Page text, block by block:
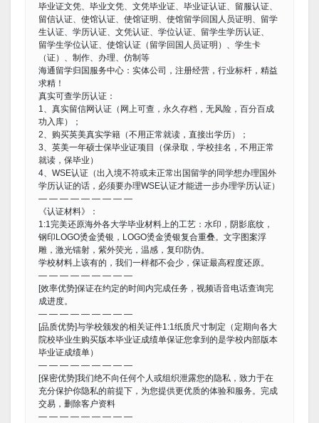
毕业证文凭、毕业文凭、文凭毕业证、毕业证认证、留服认证、
留信认证、使馆认证、使馆证明、使馆留学回国人员证明、留学
生认证、学历认证、文凭认证、学位认证、留学生学历认证、
留学生学位认证、使馆认证（留学回国人员证明）、学生卡
（证）、制作、办理、仿制等
海通留学归国服务中心：实体公司，注册经营，行业标杆，精益
求精！
真实可查学历认证：
1、真实留信网认证（网上可查，永久存档，无风险，百分百成
功入库）；
2、购买英美真实学籍（不用正常就读，直接出学历）；
3、英美一年硕士保毕业证项目（保录取，学校挂名，不用正常
就读，保毕业）
4、WSE认证（出入境不符或未正常出国留学的同学想办理国外
学历认证的话，必须要办理WSE认证才能进一步办理学历认证）
— — — — — — — — —
《认证材料》：
1:1完美还原海外各大学毕业材料上的工艺：水印，阴影底纹，
钢印LOGO烫金烫银，LOGO烫金烫银复合重叠。文字图案浮
雕，激光镭射，紫外荧光，温感，复印防伪。
学校材料上该有的，我们一样都不会少，保证最高程度还原。
— — — — — — — — —
[效率优势]保证在约定的时间内完成任务，视频语音电话查询完
成进度。
— — — — — — — — —
[品质优势]与学校颁发的相关证件1:1纸质尺寸制定（定期向各大
院校毕业生购买版本毕业证成绩单保证您拿到的是学校内部版本
毕业证成绩单）
— — — — — — — — —
[保密优势]我们绝不向任何个人或组织泄露您的隐私，致力于在
充分保护你隐私的前提下，为您提供更优质的体验和服务。完成
交易，删除客户资料
— — — — — — — — —